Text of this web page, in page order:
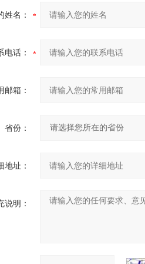
姓名：
电话：
邮箱：
省份：
地址：
说明：